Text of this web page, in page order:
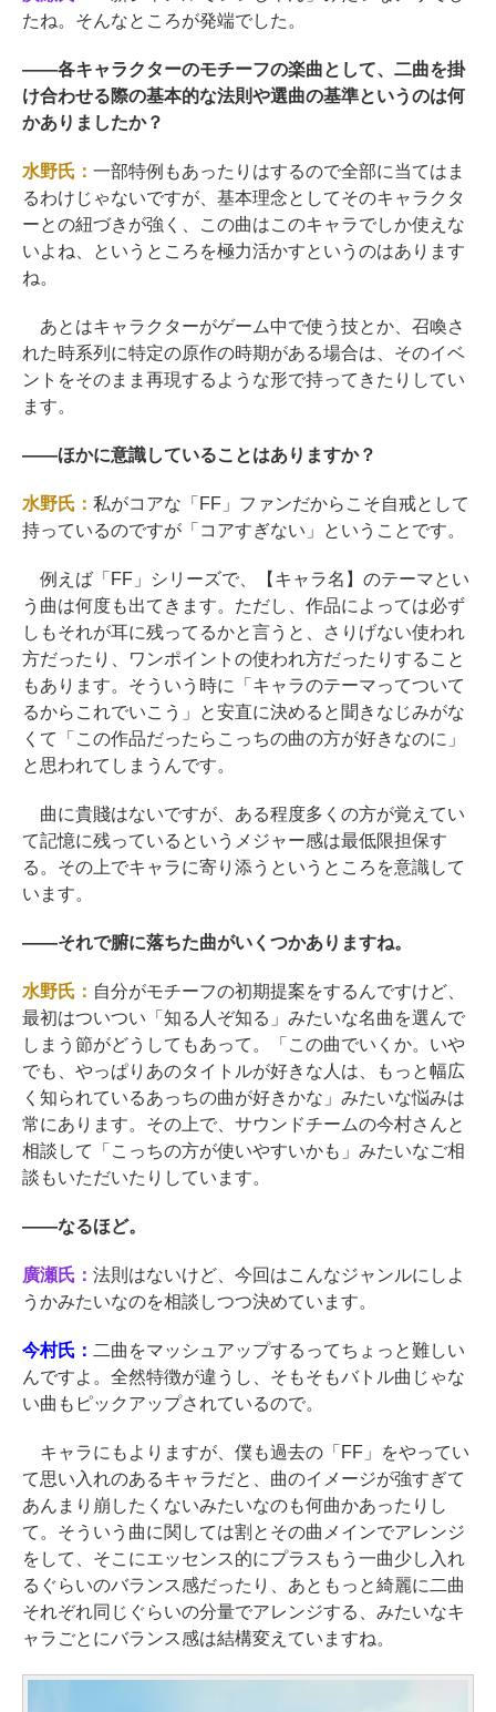
たね。そんなところが発端でした。
――各キャラクターのモチーフの楽曲として、二曲を掛
け合わせる際の基本的な法則や選曲の基準というのは何
かありましたか？
水野氏： 一部特例もあったりはするので全部に当てはま
るわけじゃないですが、基本理念としてそのキャラクタ
ーとの紐づきが強く、この曲はこのキャラでしか使えな
いよね、というところを極力活かすというのはあります
ね。
あとはキャラクターがゲーム中で使う技とか、召喚さ
れた時系列に特定の原作の時期がある場合は、そのイベ
ントをそのまま再現するような形で持ってきたりしてい
ます。
――ほかに意識していることはありますか？
水野氏： 私がコアな「FF」ファンだからこそ自戒として
持っているのですが「コアすぎない」ということです。
例えば「FF」シリーズで、【キャラ名】のテーマとい
う曲は何度も出てきます。ただし、作品によっては必ず
しもそれが耳に残ってるかと言うと、さりげない使われ
方だったり、ワンポイントの使われ方だったりすること
もあります。そういう時に「キャラのテーマってついて
るからこれでいこう」と安直に決めると聞きなじみがな
くて「この作品だったらこっちの曲の方が好きなのに」
と思われてしまうんです。
曲に貴賤はないですが、ある程度多くの方が覚えてい
て記憶に残っているというメジャー感は最低限担保す
る。その上でキャラに寄り添うというところを意識して
います。
――それで腑に落ちた曲がいくつかありますね。
水野氏： 自分がモチーフの初期提案をするんですけど、
最初はついつい「知る人ぞ知る」みたいな名曲を選んで
しまう節がどうしてもあって。「この曲でいくか。いや
でも、やっぱりあのタイトルが好きな人は、もっと幅広
く知られているあっちの曲が好きかな」みたいな悩みは
常にあります。その上で、サウンドチームの今村さんと
相談して「こっちの方が使いやすいかも」みたいなご相
談もいただいたりしています。
――なるほど。
廣瀬氏： 法則はないけど、今回はこんなジャンルにしよ
うかみたいなのを相談しつつ決めています。
今村氏： 二曲をマッシュアップするってちょっと難しい
んですよ。全然特徴が違うし、そもそもバトル曲じゃな
い曲もピックアップされているので。
キャラにもよりますが、僕も過去の「FF」をやってい
て思い入れのあるキャラだと、曲のイメージが強すぎて
あんまり崩したくないみたいなのも何曲かあったりし
て。そういう曲に関しては割とその曲メインでアレンジ
をして、そこにエッセンス的にプラスもう一曲少し入れ
るぐらいのバランス感だったり、あともっと綺麗に二曲
それぞれ同じぐらいの分量でアレンジする、みたいなキ
ャラごとにバランス感は結構変えていますね。